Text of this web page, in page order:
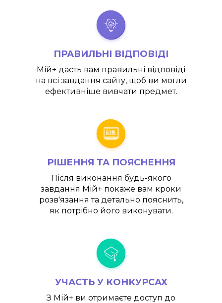
ПРАВИЛЬНІ ВІДПОВІДІ
Мій+ дасть вам правильні відповіді
на всі завдання сайту, щоб ви могли
ефективніше вивчати предмет.
РІШЕННЯ ТА ПОЯСНЕННЯ
Після виконання будь-якого
завдання Мій+ покаже вам кроки
розв'язання та детально пояснить,
як потрібно його виконувати.
УЧАСТЬ У КОНКУРСАХ
З Мій+ ви отримаєте доступ до